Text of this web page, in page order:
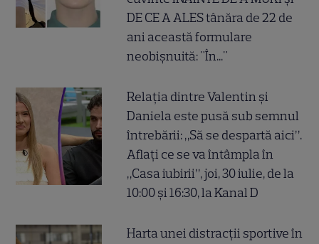
DE CE A ALES tânăra de 22 de
ani această formulare
neobișnuită: "În..."
Relația dintre Valentin și
Daniela este pusă sub semnul
întrebării: „Să se despartă aici”.
Aflați ce se va întâmpla în
„Casa iubirii”, joi, 30 iulie, de la
10:00 și 16:30, la Kanal D
Harta unei distracții sportive în